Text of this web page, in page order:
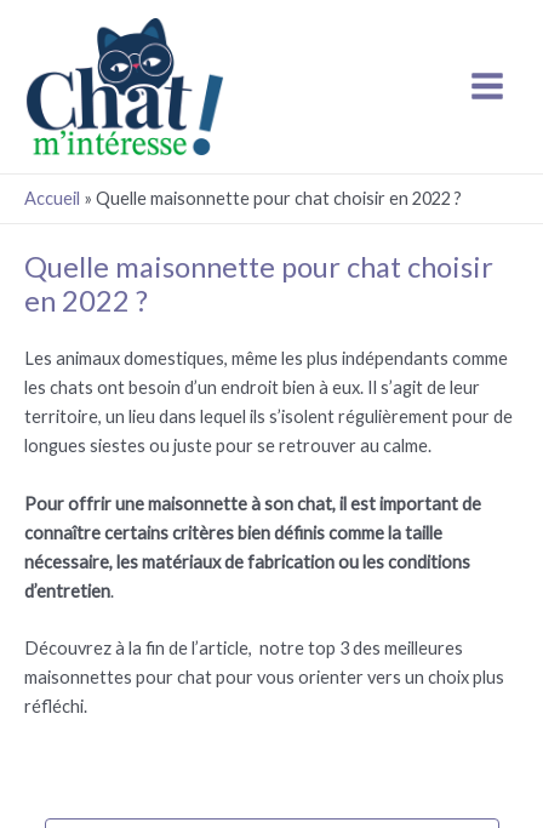
contenu
Menu
Accueil » Quelle maisonnette pour chat choisir en 2022 ?
Quelle maisonnette pour chat choisir
en 2022 ?
Les animaux domestiques, même les plus indépendants comme
les chats ont besoin d’un endroit bien à eux. Il s’agit de leur
territoire, un lieu dans lequel ils s’isolent régulièrement pour de
longues siestes ou juste pour se retrouver au calme.
Pour offrir une maisonnette à son chat, il est important de
connaître certains critères bien définis comme la taille
nécessaire, les matériaux de fabrication ou les conditions
d’entretien.
Découvrez à la fin de l’article, notre top 3 des meilleures
maisonnettes pour chat pour vous orienter vers un choix plus
réfléchi.